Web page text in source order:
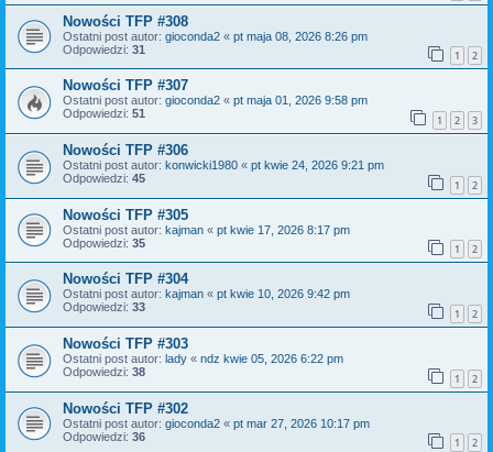
Nowości TFP #308
Ostatni post autor: gioconda2 « pt maja 08, 2026 8:26 pm
Odpowiedzi: 31 1 2
Nowości TFP #307
Ostatni post autor: gioconda2 « pt maja 01, 2026 9:58 pm
Odpowiedzi: 51 1 2 3
Nowości TFP #306
Ostatni post autor: konwicki1980 « pt kwie 24, 2026 9:21 pm
Odpowiedzi: 45 1 2
Nowości TFP #305
Ostatni post autor: kajman « pt kwie 17, 2026 8:17 pm
Odpowiedzi: 35 1 2
Nowości TFP #304
Ostatni post autor: kajman « pt kwie 10, 2026 9:42 pm
Odpowiedzi: 33 1 2
Nowości TFP #303
Ostatni post autor: lady « ndz kwie 05, 2026 6:22 pm
Odpowiedzi: 38 1 2
Nowości TFP #302
Ostatni post autor: gioconda2 « pt mar 27, 2026 10:17 pm
Odpowiedzi: 36 1 2